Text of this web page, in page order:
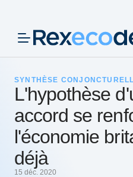
SYNTHÈSE
L'hypothèse
accord se
l'économie
déjà
15 déc. 2020